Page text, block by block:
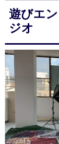
遊びエ
ジオ